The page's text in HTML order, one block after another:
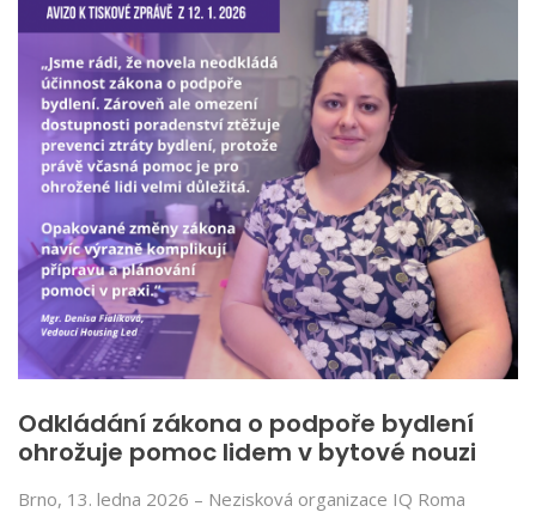
Odkládání zákona o podpoře bydlení
ohrožuje pomoc lidem v bytové nouzi
Brno, 13. ledna 2026 – Nezisková organizace IQ Roma